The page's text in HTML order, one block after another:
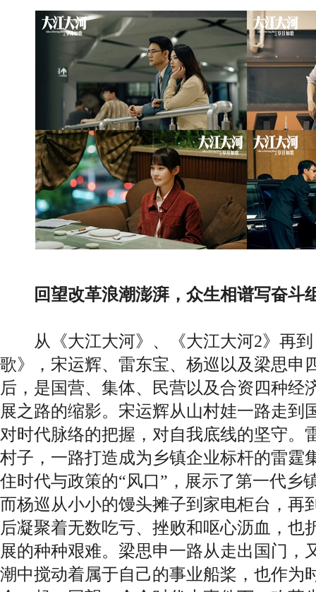
回望改革浪潮澎湃，众生相谱写奋斗
从《大江大河》、《大江大河2》再到
歌》，宋运辉、雷东宝、杨巡以及梁思申
后，是国营、集体、民营以及合资四种经
展之路的缩影。宋运辉从山村娃一路走到
对时代脉络的把握，对自我底线的坚守。
村子，一路打造成为乡镇企业标杆的雷霆
住时代与政策的“风口”，展示了第一代乡
而杨巡从小小的馒头摊子到家电柜台，再
后凝聚着无数吃亏、挫败和呕心沥血，也
展的种种艰难。梁思申一路从走出国门，
潮中搅动着属于自己的事业船桨，也作为